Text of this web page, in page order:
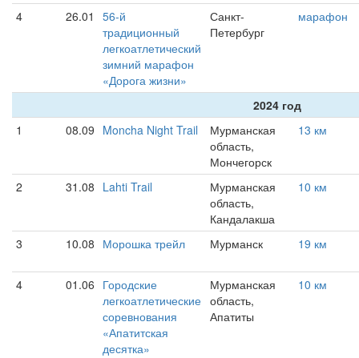
4 26.01
56-й
традиционный
легкоатлетический
зимний марафон
«Дорога жизни»
Санкт-
Петербург
марафон
2024 год
1
08.09 Moncha Night Trail
Мурманская
область,
Мончегорск
13 км
2 31.08 Lahti Trail
Мурманская
область,
Кандалакша
10 км
3 10.08 Морошка трейл Мурманск 19 км
4 01.06 Городские
легкоатлетические
соревнования
«Апатитская
десятка»
Мурманская
область,
Апатиты
10 км